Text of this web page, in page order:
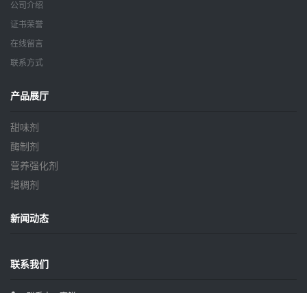
公司介绍
证书荣誉
在线留言
联系方式
产品展厅
甜味剂
酶制剂
营养强化剂
增稠剂
新闻动态
联系我们